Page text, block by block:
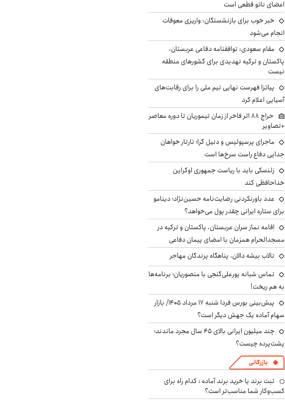
اعضای ناتو قطعی است
خبر خوب برای بازنشستگان: واریزی معوقات
انجام می‌شود
مقام سعودی: توافقنامه دفاعی عربستان،
پاکستان و ترکیه تهدیدی برای کشورهای منطقه
نیست
پیاتزا فهرست نهایی تیم ملی را برای رقابت‌های
آسیایی اعلام کرد
حراج ۸۸ اثر فاخر از زمان تیموریان تا دوره معاصر
+تصاویر
ماجرای پرسپولیس و دنیل گرا؛ تارتار خواهان
جدایی دفاع راست سرخ‌ها است
زلنسکی باید با ریاست جمهوری اوکراین
خداحافظی کند
عدد باورنکردنی رضایت‌نامه حسین‌نژاد؛ دینامو
برای ستاره ایرانی چقدر پول می‌خواهد؟
اقامه نماز سران عربستان، پاکستان و ترکیه در
مسجدالحرام همزمان با امضای پیمان دفاعی
تالاب بیشه دالان، پناهگاه پرندگان مهاجر
تماس شبانه پورعلی‌گنجی با منصوریان؛ برنامه‌ها
به هم ریخت!
پیش‌بینی بورس فردا شنبه ۱۷ مرداد ۱۴۰۵/ بازار
سهام آماده یک جهش دیگر است؟
چند میلیون ایرانی بالای ۴۵ سال مجرد ماندند؛
پشت‌پرده چیست؟
بازرگانی
ثبت برند یا خرید برند آماده : کدام راه برای
کسب‌وکار شما مناسب‌تر است؟